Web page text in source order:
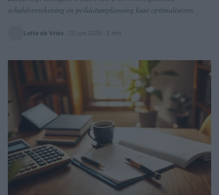
schuldverrekening en peildatumplanning kunt optimaliseren.
Lotte de Vries 20 juni 2026 · 3 min